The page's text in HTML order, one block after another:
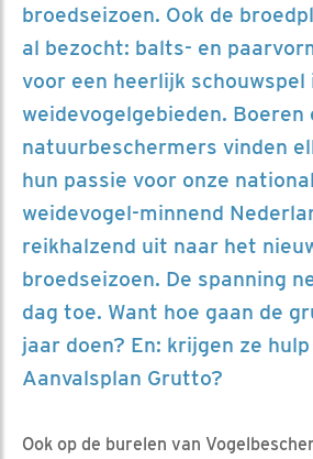
broedseizoen. Ook de
al bezocht: balts- en
voor een heerlijk schouwspel
weidevogelgebieden. Boeren
natuurbeschermers vinden
hun passie voor onze
weidevogel-minnend
reikhalzend uit naar het
broedseizoen. De spanning
dag toe. Want hoe gaan de
jaar doen? En: krijgen ze
Aanvalsplan Grutto?
Ook op de burelen van